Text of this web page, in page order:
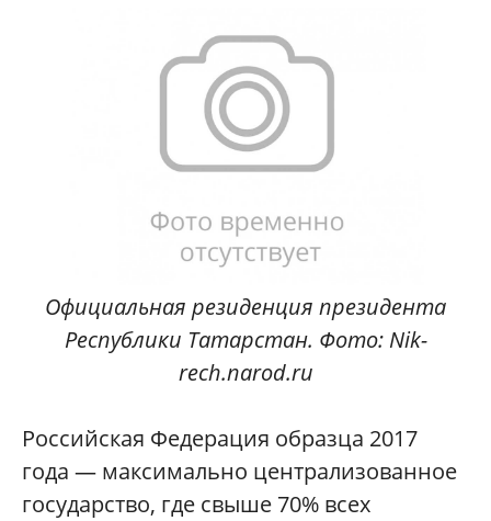
Официальная резиденция президента
Республики Татарстан. Фото: Nik-
rech.narod.ru
Российская Федерация образца 2017
года — максимально централизованное
государство, где свыше 70% всех